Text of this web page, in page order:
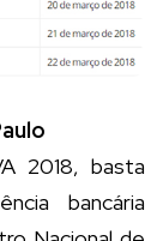
2018, basta
bancária